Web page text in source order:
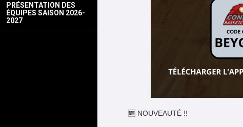
PRÉSENTATION DES
ÉQUIPES SAISON 2026-
2027
🆕 NOUVEAUTÉ !!